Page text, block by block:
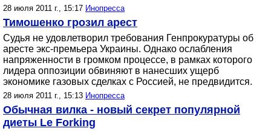
28 июля 2011 г., 15:17 Инопресса
Тимошенко грозил арест
Судья не удовлетворил требования Генпрокуратуры об
аресте экс-премьера Украины. Однако ослабления
напряженности в громком процессе, в рамках которого
лидера оппозиции обвиняют в нанесших ущерб
экономике газовых сделках с Россией, не предвидится.
28 июля 2011 г., 15:13 Инопресса
Обычная вилка - новый секрет популярной
диеты Le Forking